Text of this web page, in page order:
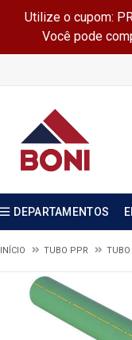
Utilize o cupom:
Você pode
DEPARTAMENTOS
INÍCIO TUBO PPR